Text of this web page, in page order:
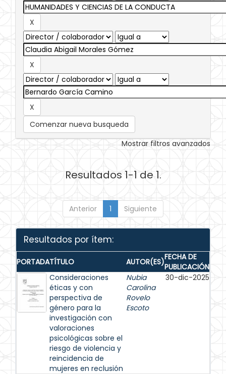
Comenzar nueva busqueda
Mostrar filtros avanzados
Resultados 1-1 de 1.
Anterior 1 Siguiente
Resultados por ítem:
PORTADATÍTULO AUTOR(ES)FECHA DE
PUBLICACIÓN
Consideraciones
éticas y con
perspectiva de
género para la
investigación con
valoraciones
psicológicas sobre el
riesgo de violencia y
reincidencia de
mujeres en reclusión
Nubia
Carolina
Rovelo
Escoto
30-dic-2025